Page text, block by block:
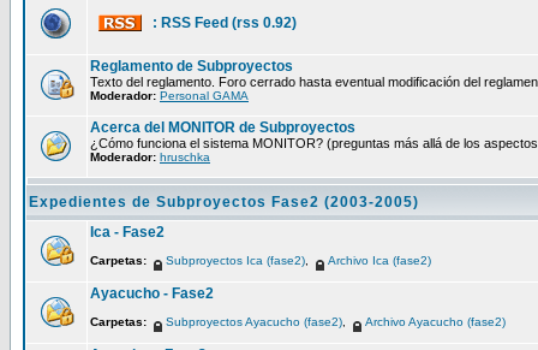
: RSS Feed (rss 0.92)
Reglamento de Subproyectos
Texto del reglamento. Foro cerrado hasta eventual modificación del
Moderador: Personal GAMA
Acerca del MONITOR de Subproyectos
¿Cómo funciona el sistema MONITOR? (preguntas más allá de los
Moderador: hruschka
Expedientes de Subproyectos Fase2 (2003-2005)
Ica - Fase2
Carpetas: Subproyectos Ica (fase2) Archivo Ica (fase2)
Ayacucho - Fase2
Carpetas: Subproyectos Ayacucho (fase2) Archivo Ayacucho (fase2)